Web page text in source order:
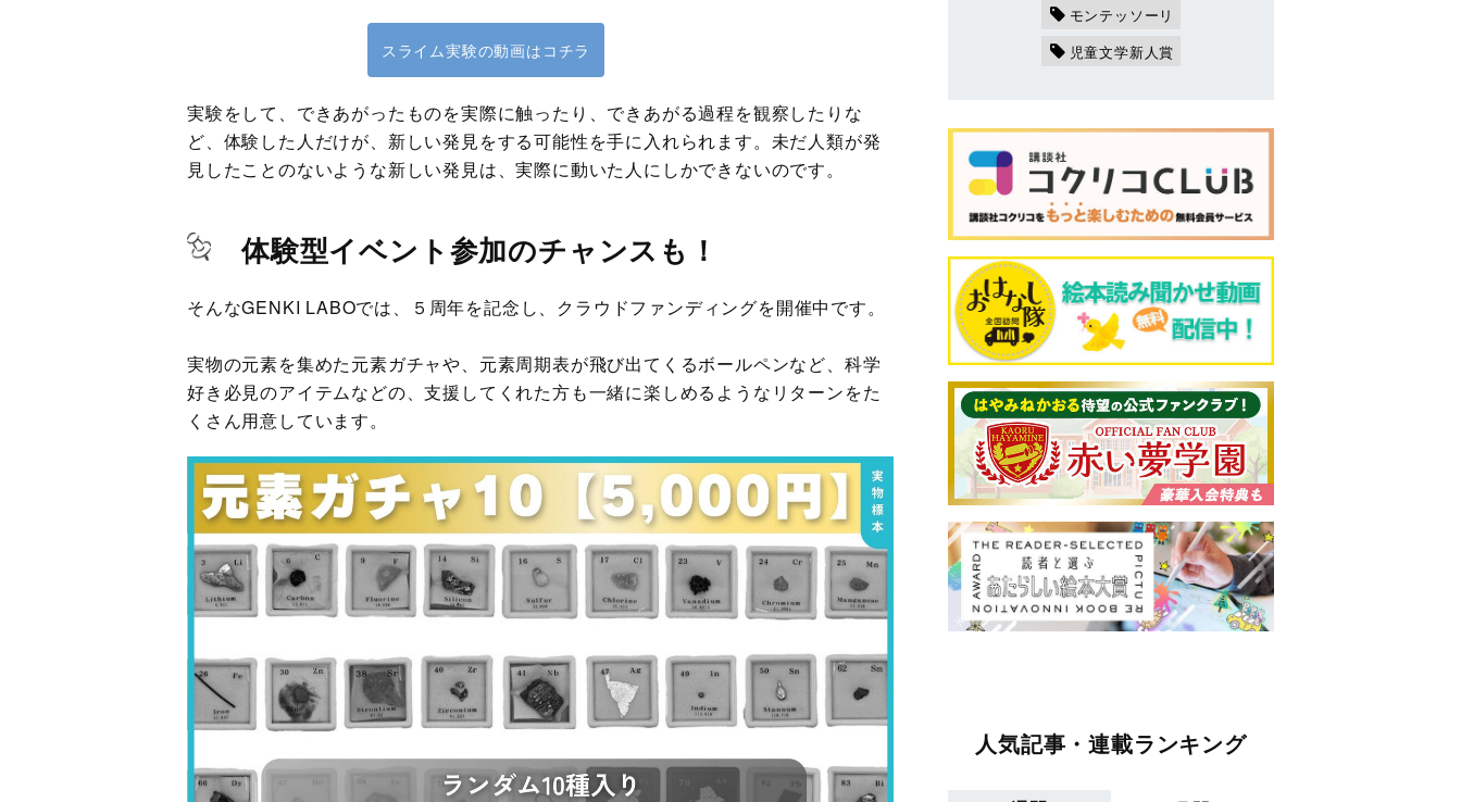
スライム実験の動画はコチラ
実験をして、できあがったものを実際に触ったり、できあがる過程を観察したりな
ど、体験した人だけが、新しい発見をする可能性を手に入れられます。未だ人類が発
見したことのないような新しい発見は、実際に動いた人にしかできないのです。
体験型イベント参加のチャンスも！
そんなGENKI LABOでは、５周年を記念し、クラウドファンディングを開催中です。
実物の元素を集めた元素ガチャや、元素周期表が飛び出てくるボールペンなど、科学
好き必見のアイテムなどの、支援してくれた方も一緒に楽しめるようなリターンをた
くさん用意しています。
モンテッソーリ
児童文学新人賞
人気記事・連載ランキング